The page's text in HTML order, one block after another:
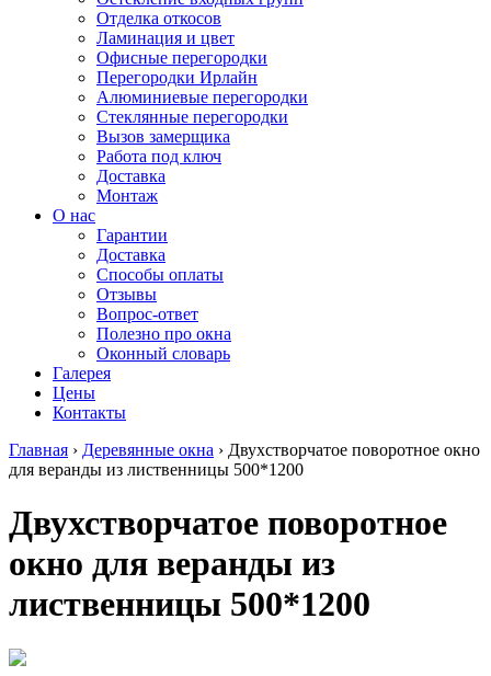
Отделка откосов
Ламинация и цвет
Офисные перегородки
Перегородки Ирлайн
Алюминиевые перегородки
Стеклянные перегородки
Вызов замерщика
Работа под ключ
Доставка
Монтаж
О нас
Гарантии
Доставка
Способы оплаты
Отзывы
Вопрос-ответ
Полезно про окна
Оконный словарь
Галерея
Цены
Контакты
Главная › Деревянные окна › Двухстворчатое поворотное окно
для веранды из лиственницы 500*1200
Двухстворчатое поворотное
окно для веранды из
лиственницы 500*1200